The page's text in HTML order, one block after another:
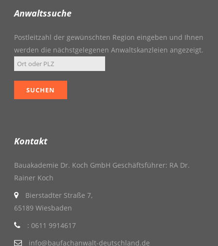
Anwaltssuche
Postleitzahl der gewünschten Region eingeben und Ihnen
werden die nächstgelegenen Anwaltskanzleien angezeigt.
Kontakt
Bauakademie Dr. Koch GmbH Geschäftsführer: RA Dr.
Rainer Koch
Bierstadter Straße 7,
65189 Wiesbaden
: 0611 9914617
info@baufachanwalt-deutschland.de